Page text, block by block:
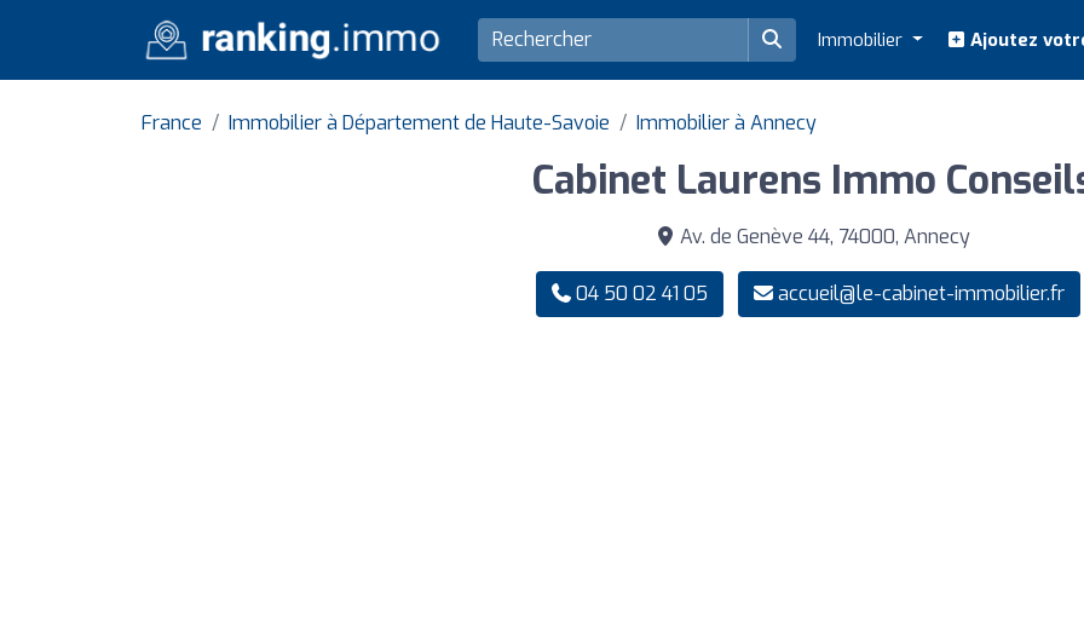
Immobilier Ajoutez
France Immobilier à Département de Haute-Savoie Immobilier à Annecy
Cabinet Laurens Immo
Av. de Genève 44, 74000, Annecy
04 50 02 41 05 accueil@le-cabinet-immobilier.fr